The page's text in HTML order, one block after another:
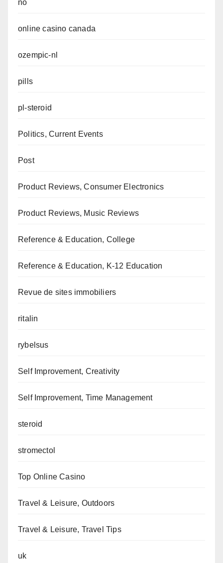
no
online casino canada
ozempic-nl
pills
pl-steroid
Politics, Current Events
Post
Product Reviews, Consumer Electronics
Product Reviews, Music Reviews
Reference & Education, College
Reference & Education, K-12 Education
Revue de sites immobiliers
ritalin
rybelsus
Self Improvement, Creativity
Self Improvement, Time Management
steroid
stromectol
Top Online Casino
Travel & Leisure, Outdoors
Travel & Leisure, Travel Tips
uk